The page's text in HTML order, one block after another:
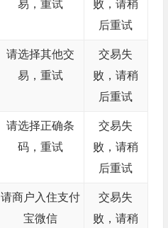
易，重试
败，请稍
后重试
请选择其他交
易，重试
交易失
败，请稍
后重试
请选择正确条
码，重试
交易失
败，请稍
后重试
请商户入住支付
宝微信
交易失
败，请稍